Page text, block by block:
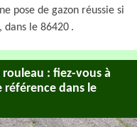
pose de gazon réussie si
dans le 86420 .
: fiez-vous à
référence dans le